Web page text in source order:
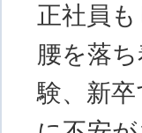
正社員
腰を落
験、新